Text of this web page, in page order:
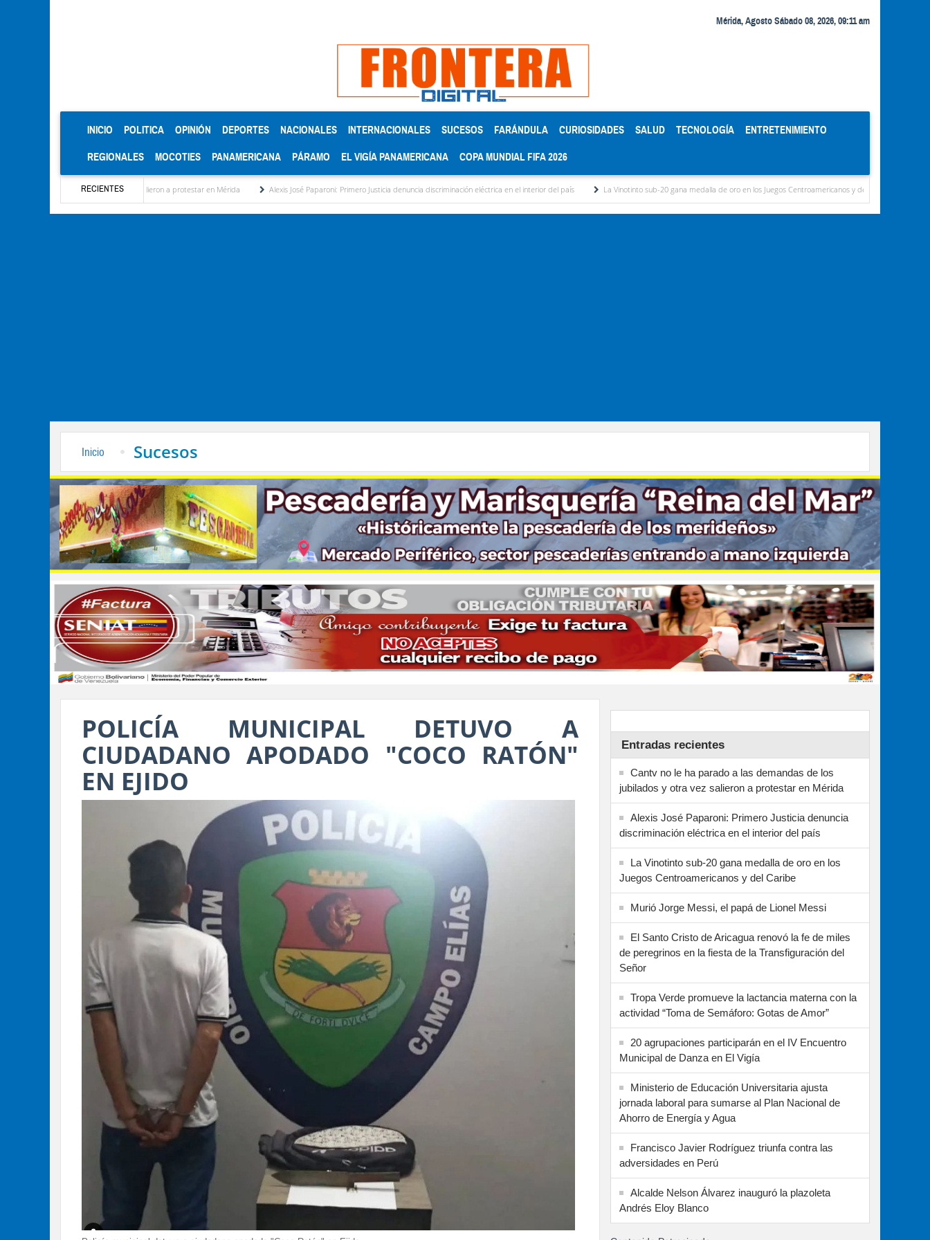
Mérida, Agosto Sábado 08, 2026, 09:11 am
INICIO (CURRENT)
POLITICA OPINIÓN DEPORTES NACIONALES INTERNACIONALES SUCESOS FARÁNDULA CURIOSIDADES SALUD TECNOLOGÍA ENTRETENIMIENTO
REGIONALES MOCOTIES PANAMERICANA PÁRAMO EL VIGÍA PANAMERICANA COPA MUNDIAL FIFA 2026
RECIENTES
los jubilados y otra vez salieron a protestar en Mérida Alexis José Paparoni: Primero Justicia denuncia discriminación eléctrica en el interior del país La Vinotinto sub-20 gana medalla de oro en los Juegos Centroamericanos y del Caribe
Inicio Sucesos
POLICÍA MUNICIPAL DETUVO A
CIUDADANO APODADO "COCO RATÓN"
EN EJIDO
Entradas recientes
Cantv no le ha parado a las demandas de los
jubilados y otra vez salieron a protestar en Mérida
Alexis José Paparoni: Primero Justicia denuncia
discriminación eléctrica en el interior del país
La Vinotinto sub-20 gana medalla de oro en los
Juegos Centroamericanos y del Caribe
Murió Jorge Messi, el papá de Lionel Messi
El Santo Cristo de Aricagua renovó la fe de miles
de peregrinos en la fiesta de la Transfiguración del
Señor
Tropa Verde promueve la lactancia materna con la
actividad “Toma de Semáforo: Gotas de Amor”
20 agrupaciones participarán en el IV Encuentro
Municipal de Danza en El Vigía
Ministerio de Educación Universitaria ajusta
jornada laboral para sumarse al Plan Nacional de
Ahorro de Energía y Agua
Francisco Javier Rodríguez triunfa contra las
adversidades en Perú
Alcalde Nelson Álvarez inauguró la plazoleta
Andrés Eloy Blanco